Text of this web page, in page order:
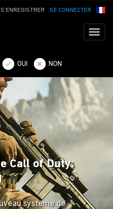
SE CONNECTER
S'ENREGISTRER
OUI NON
Call of Duty:
système de